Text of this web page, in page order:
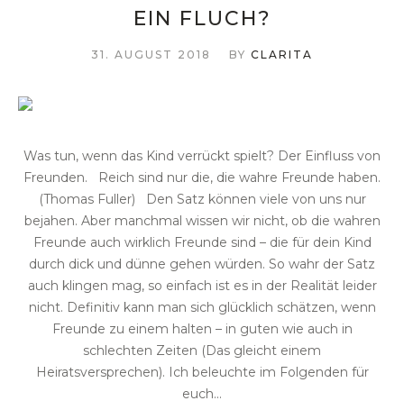
EIN FLUCH?
31. AUGUST 2018 BY CLARITA
Was tun, wenn das Kind verrückt spielt? Der Einfluss von
Freunden. Reich sind nur die, die wahre Freunde haben.
(Thomas Fuller) Den Satz können viele von uns nur
bejahen. Aber manchmal wissen wir nicht, ob die wahren
Freunde auch wirklich Freunde sind – die für dein Kind
durch dick und dünne gehen würden. So wahr der Satz
auch klingen mag, so einfach ist es in der Realität leider
nicht. Definitiv kann man sich glücklich schätzen, wenn
Freunde zu einem halten – in guten wie auch in
schlechten Zeiten (Das gleicht einem
Heiratsversprechen). Ich beleuchte im Folgenden für
euch...